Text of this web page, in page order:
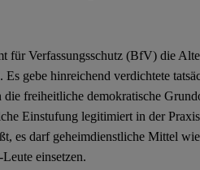
für Verfassungsschutz (BfV) die
gebe hinreichend verdichtete
die freiheitliche demokratische
Einstufung legitimiert in der
es darf geheimdienstliche Mittel wie
einsetzen.